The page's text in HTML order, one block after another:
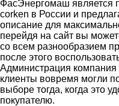
ФасЭнергомаш является
corken в России и
описание для
перейдя на сайт вы
со всем разнообразием
после этого
Администрация компания
клиенты вовремя могли
выборе тогда, когда это
покупателю.